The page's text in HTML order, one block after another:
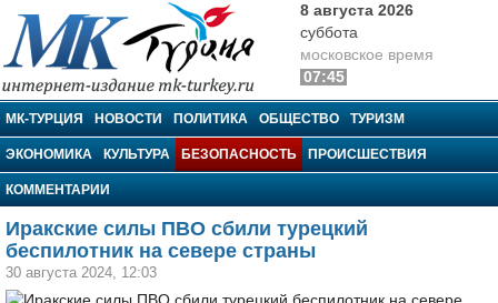
МК-Турция
8 августа 2026
суббота
московское время
07:45
МК-ТУРЦИЯ НОВОСТИ ПОЛИТИКА ОБЩЕСТВО ТУРИЗМ
ЭКОНОМИКА КУЛЬТУРА БЕЗОПАСНОСТЬ ПРОИСШЕСТВИЯ
КОММЕНТАРИИ
Иракские силы ПВО сбили турецкий
беспилотник на севере страны
30 августа 2024, 12:03